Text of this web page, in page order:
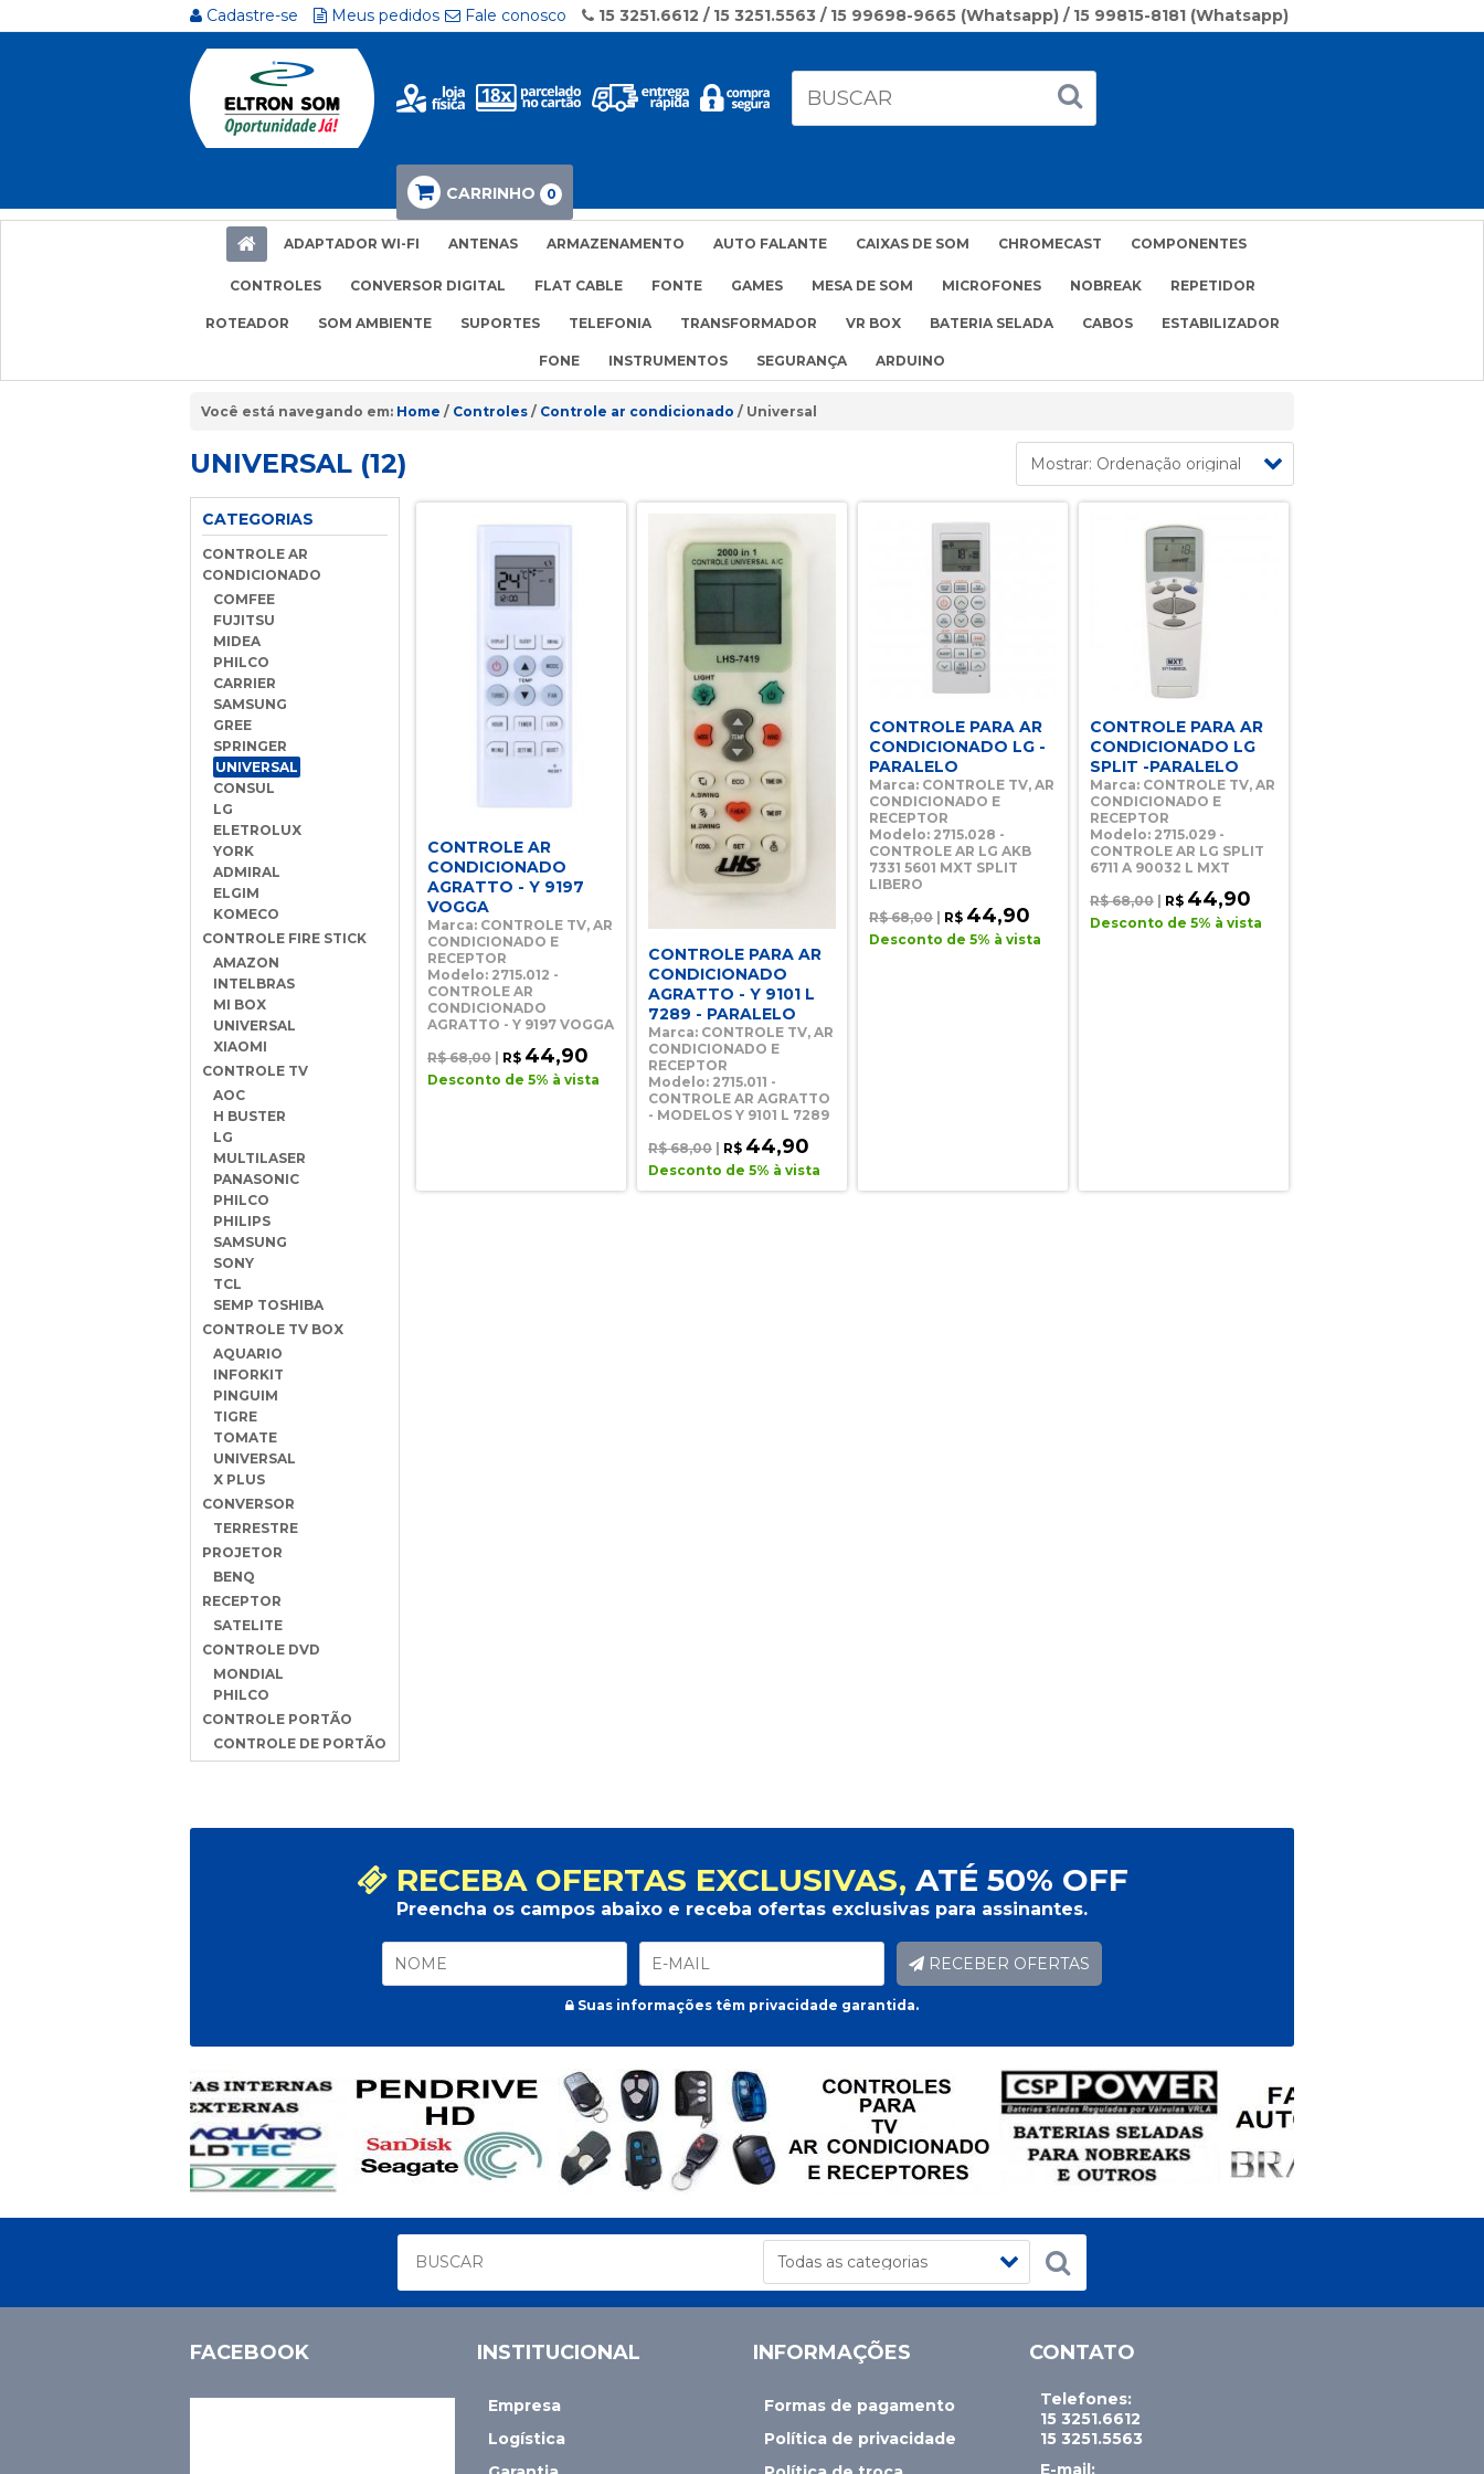
Cadastre-se Meus pedidos Fale conosco 15 3251.6612 / 15 3251.5563 / 15 99698-9665 (Whatsapp) / 15 99815-8181 (Whatsapp)
CARRINHO 0
ADAPTADOR WI-FI ANTENAS ARMAZENAMENTO AUTO FALANTE CAIXAS DE SOM CHROMECAST COMPONENTES
CONTROLES CONVERSOR DIGITAL FLAT CABLE FONTE GAMES MESA DE SOM MICROFONES NOBREAK REPETIDOR
ROTEADOR SOM AMBIENTE SUPORTES TELEFONIA TRANSFORMADOR VR BOX BATERIA SELADA CABOS ESTABILIZADOR
FONE INSTRUMENTOS SEGURANÇA ARDUINO
Home Controles Controle ar condicionado Universal
UNIVERSAL (12)
CATEGORIAS
CONTROLE AR
CONDICIONADO
COMFEE
FUJITSU
MIDEA
PHILCO
CARRIER
SAMSUNG
GREE
SPRINGER
UNIVERSAL
CONSUL
LG
ELETROLUX
YORK
ADMIRAL
ELGIM
KOMECO
CONTROLE FIRE STICK
AMAZON
INTELBRAS
MI BOX
UNIVERSAL
XIAOMI
CONTROLE TV
AOC
H BUSTER
LG
MULTILASER
PANASONIC
PHILCO
PHILIPS
SAMSUNG
SONY
TCL
SEMP TOSHIBA
CONTROLE TV BOX
AQUARIO
INFORKIT
PINGUIM
TIGRE
TOMATE
UNIVERSAL
X PLUS
CONVERSOR
TERRESTRE
PROJETOR
BENQ
RECEPTOR
SATELITE
CONTROLE DVD
MONDIAL
PHILCO
CONTROLE PORTÃO
CONTROLE DE PORTÃO
CONTROLE AR
CONDICIONADO
AGRATTO - Y 9197
VOGGA
Marca: CONTROLE TV, AR
CONDICIONADO E
RECEPTOR
Modelo: 2715.012 -
CONTROLE AR
CONDICIONADO
AGRATTO - Y 9197 VOGGA
R$ 68,00
R$ 44,90
Desconto de 5% à vista
CONTROLE PARA AR
CONDICIONADO
AGRATTO - Y 9101 L
7289 - PARALELO
Marca: CONTROLE TV, AR
CONDICIONADO E
RECEPTOR
Modelo: 2715.011 -
CONTROLE AR AGRATTO
- MODELOS Y 9101 L 7289
R$ 68,00 | R$ 44,90
Desconto de 5% à vista
CONTROLE PARA AR
CONDICIONADO LG -
PARALELO
Marca: CONTROLE TV, AR
CONDICIONADO E
RECEPTOR
Modelo: 2715.028 -
CONTROLE AR LG AKB
7331 5601 MXT SPLIT
LIBERO
R$ 68,00
R$ 44,90
Desconto de 5% à vista
CONTROLE PARA AR
CONDICIONADO LG
SPLIT -PARALELO
Marca: CONTROLE TV, AR
CONDICIONADO E
RECEPTOR
Modelo: 2715.029 -
CONTROLE AR LG SPLIT
6711 A 90032 L MXT
R$ 68,00
R$ 44,90
Desconto de 5% à vista
RECEBA OFERTAS EXCLUSIVAS, ATÉ 50% OFF
Preencha os campos abaixo e receba ofertas exclusivas para assinantes.
RECEBER OFERTAS
Suas informações têm privacidade garantida.
FACEBOOK INSTITUCIONAL
Empresa
Logística
INFORMAÇÕES
Formas de pagamento
Política de privacidade
CONTATO
Telefones:
15 3251.6612
15 3251.5563
E-mail: